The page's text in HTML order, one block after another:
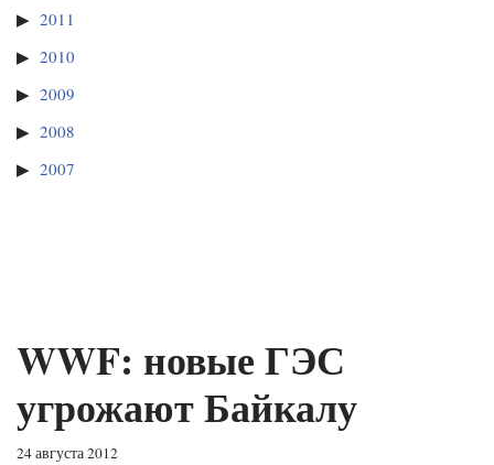
2011
2010
2009
2008
2007
WWF: новые ГЭС
угрожают Байкалу
24 августа 2012